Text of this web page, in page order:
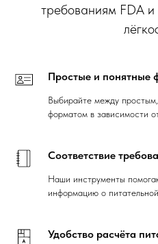
требованиям FDA
Простые и понятные
Выбирайте между
форматом в зависимости
Соответствие
Наши инструменты
информацию о
Удобство расчёта